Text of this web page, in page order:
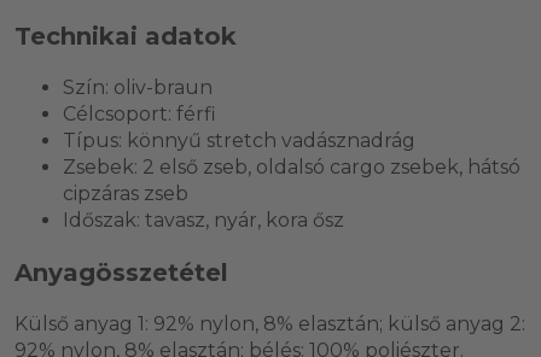
Technikai adatok
Szín: oliv-braun
Célcsoport: férfi
Típus: könnyű stretch vadásznadrág
Zsebek: 2 első zseb, oldalsó cargo zsebek, hátsó
cipzáras zseb
Időszak: tavasz, nyár, kora ősz
Anyagösszetétel
Külső anyag 1: 92% nylon, 8% elasztán; külső anyag 2:
92% nylon, 8% elasztán; bélés: 100% poliészter.